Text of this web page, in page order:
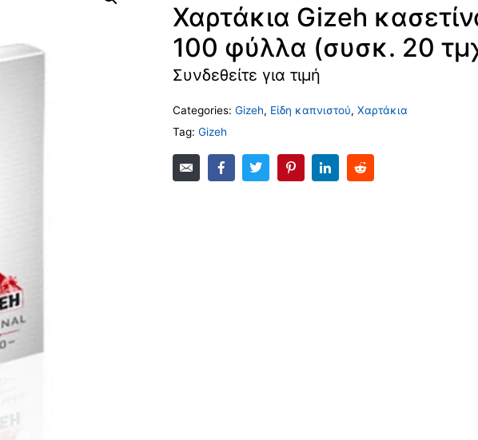
Χαρτάκια Gizeh
100 φύλλα (συσκ. 20
Συνδεθείτε για τιμή
Categories: Gizeh, Είδη καπνιστού, Χαρτάκια
Tag: Gizeh